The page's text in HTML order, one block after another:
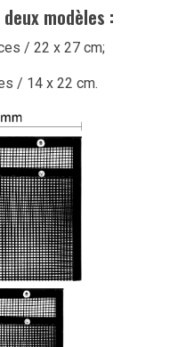
modèles :
/ 22 x 27 cm;
/ 14 x 22 cm.